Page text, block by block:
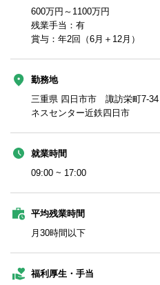
600万円～1100万円
残業手当：有
賞与：年2回（6月＋12月）
勤務地
三重県 四日市市 諏訪栄町7-34
ネスセンター近鉄四日市
就業時間
09:00 ~ 17:00
平均残業時間
月30時間以下
福利厚生・手当